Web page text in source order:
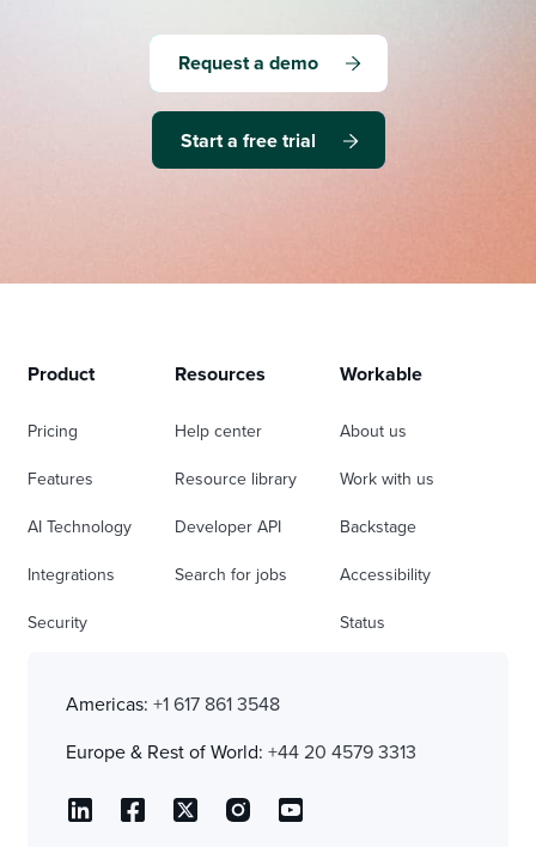
Request a demo
Start a free trial
Product
Pricing
Features
AI Technology
Integrations
Security
Resources
Help center
Resource library
Developer API
Search for jobs
Workable
About us
Work with us
Backstage
Accessibility
Status
Americas: +1 617 861 3548
Europe & Rest of World: +44 20 4579 3313